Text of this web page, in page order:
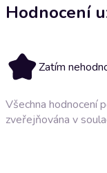
Hodnocení
Zatím
Všechna hodnocení
zveřejňována v